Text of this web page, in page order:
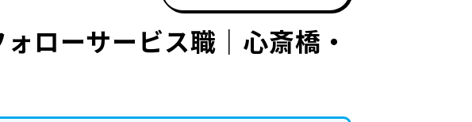
ローサービス職｜心斎橋・